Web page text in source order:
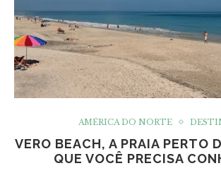
AMÉRICA DO NORTE
VERO BEACH, A PRAIA PERTO
QUE VOCÊ PRECISA